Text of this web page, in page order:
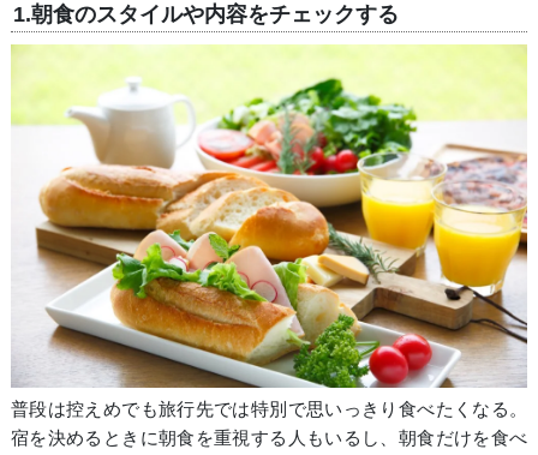
1.朝食のスタイルや内容をチェックする
普段は控えめでも旅行先では特別で思いっきり食べたくなる。
宿を決めるときに朝食を重視する人もいるし、朝食だけを食べ